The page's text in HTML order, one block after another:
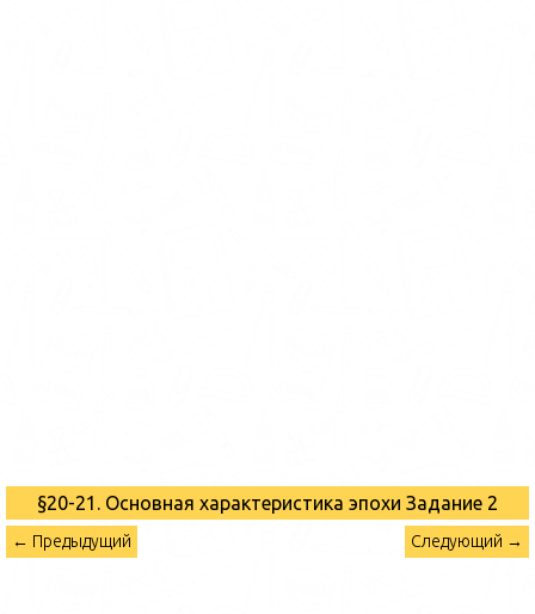
§20-21. Основная характеристика эпохи Задание 2
← Предыдущий Следующий →